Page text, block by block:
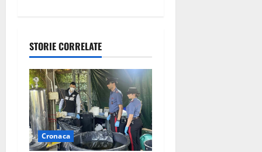
i
o
n
e
a
STORIE CORRELATE
Cronaca